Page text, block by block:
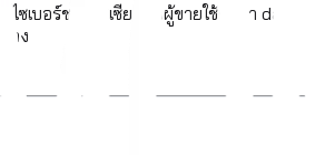
บอร์ชาวรัสเซีย โดยผู้ขายใช้ชื่อว่า
าง